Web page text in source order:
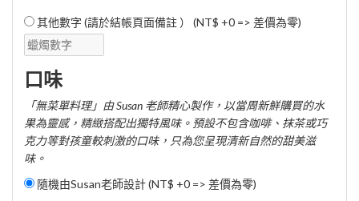
其他數字 (請於結帳頁面備註 ） (NT$ +0 => 差價為零)
口味
「無菜單料理」由 Susan 老師精心製作，以當周新鮮購買的水
果為靈感，精緻搭配出獨特風味。預設不包含咖啡、抹茶或巧
克力等對孩童較刺激的口味，只為您呈現清新自然的甜美滋
味。
隨機由Susan老師設計 (NT$ +0 => 差價為零)